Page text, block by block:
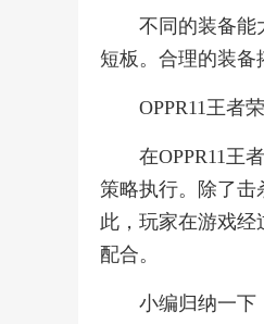
不同的装备能
短板。合理的装备
OPPR11王者
在OPPR11王
策略执行。除了击
此，玩家在游戏
配合。
小编归纳一下